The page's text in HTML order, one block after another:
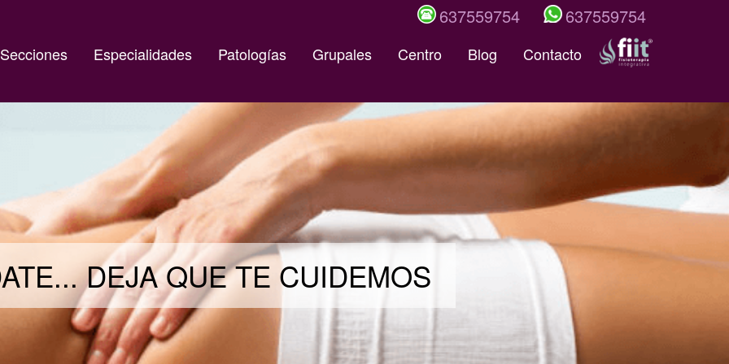
637559754 637559754
Secciones Especialidades Patologías Grupales Centro Blog Contacto
DEJA QUE TE CUIDEMOS